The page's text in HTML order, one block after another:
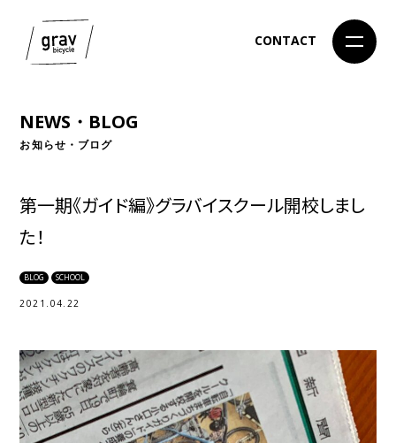
CONTACT
NEWS・BLOG
お知らせ・ブログ
第一期《ガイド編》グラバイスクール開校しまし
た！
BLOG SCHOOL
2021.04.22